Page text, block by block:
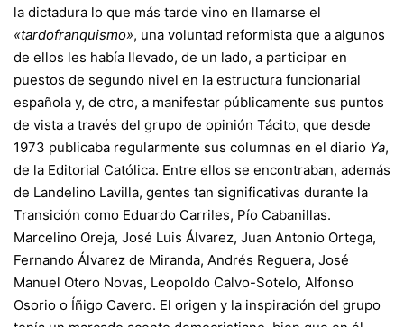
la dictadura lo que más tarde vino en llamarse el
«tardofranquismo», una voluntad reformista que a algunos
de ellos les había llevado, de un lado, a participar en
puestos de segundo nivel en la estructura funcionarial
española y, de otro, a manifestar públicamente sus puntos
de vista a través del grupo de opinión Tácito, que desde
1973 publicaba regularmente sus columnas en el diario Ya,
de la Editorial Católica. Entre ellos se encontraban, además
de Landelino Lavilla, gentes tan significativas durante la
Transición como Eduardo Carriles, Pío Cabanillas.
Marcelino Oreja, José Luis Álvarez, Juan Antonio Ortega,
Fernando Álvarez de Miranda, Andrés Reguera, José
Manuel Otero Novas, Leopoldo Calvo-Sotelo, Alfonso
Osorio o Íñigo Cavero. El origen y la inspiración del grupo